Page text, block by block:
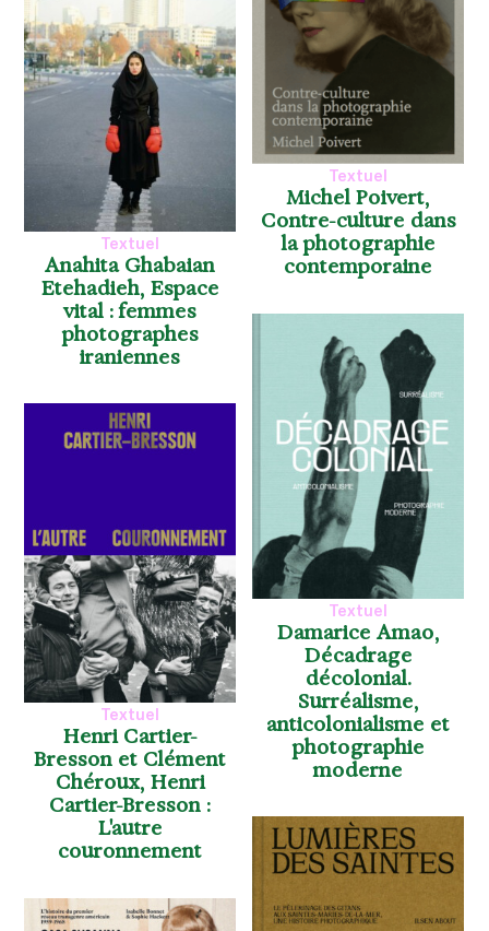
Textuel
Michel Poivert,
Contre-culture dans
la photographie
contemporaine
Textuel
Anahita Ghabaian
Etehadieh, Espace
vital : femmes
photographes
iraniennes
Textuel
Damarice Amao,
Décadrage
décolonial.
Surréalisme,
anticolonialisme et
photographie
moderne
Textuel
Henri Cartier-
Bresson et Clément
Chéroux, Henri
Cartier-Bresson :
L'autre
couronnement